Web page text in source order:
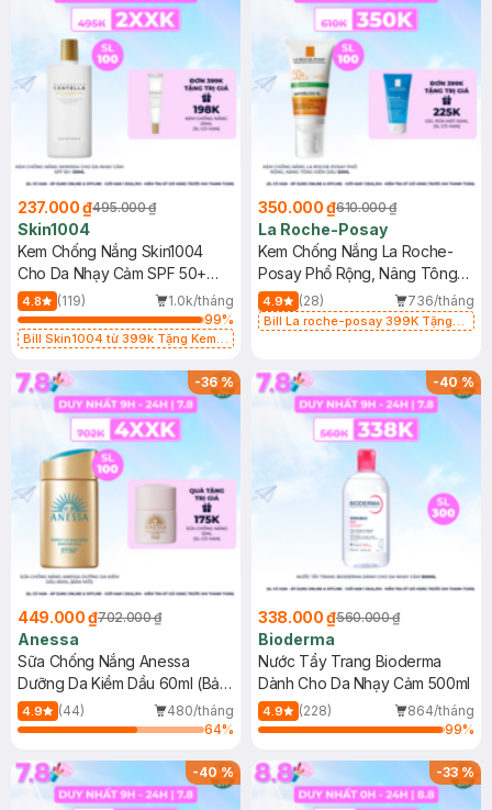
237.000 ₫495.000 ₫
Skin1004
Kem Chống Nắng Skin1004
Cho Da Nhạy Cảm SPF 50+
50ml
4.8 (119)
1.0k/tháng
99%
Bill Skin1004 từ 399k Tặng Kem
SPF 50+ 20ml (SL Có Hạn)
350.000 ₫610.000 ₫
La Roche-Posay
Kem Chống Nắng La Roche-
Posay Phổ Rộng, Nâng Tông
Kiềm Dầu 50ml
4.9 (28) 736/tháng
Bill La roche-posay 399K Tặng
-36%
449.000 ₫702.000 ₫
Anessa
Sữa Chống Nắng Anessa
Dưỡng Da Kiềm Dầu 60ml (Bản
Mới)
4.9 (44)
480/tháng
64%
-40%
338.000 ₫560.000 ₫
Bioderma
Nước Tẩy Trang Bioderma
Dành Cho Da Nhạy Cảm 500ml
4.9 (228)
864/tháng
99%
-40% -33%